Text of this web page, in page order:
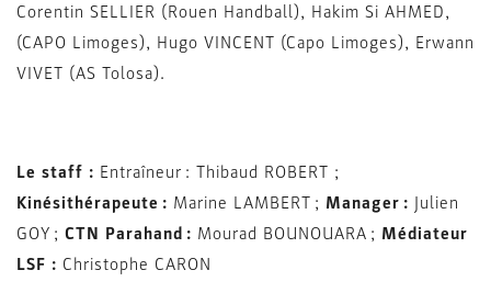
Corentin SELLIER (Rouen Handball), Hakim Si AHMED,
(CAPO Limoges), Hugo VINCENT (Capo Limoges), Erwann
VIVET (AS Tolosa).
Le staff : Entraîneur : Thibaud ROBERT ;
Kinésithérapeute : Marine LAMBERT ; Manager : Julien
GOY ; CTN Parahand : Mourad BOUNOUARA ; Médiateur
LSF : Christophe CARON